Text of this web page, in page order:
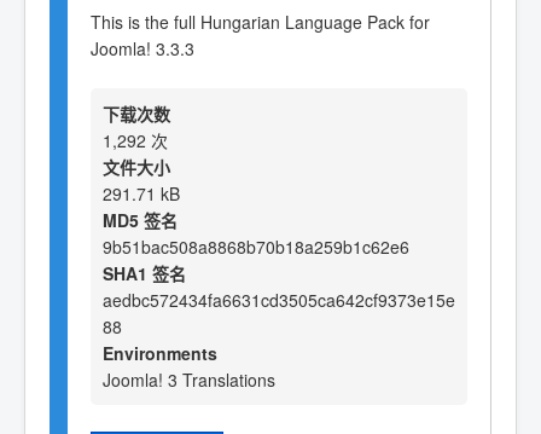
This is the full Hungarian Language Pack for
Joomla! 3.3.3
下载次数
1,292 次
文件大小
291.71 kB
MD5 签名
9b51bac508a8868b70b18a259b1c62e6
SHA1 签名
aedbc572434fa6631cd3505ca642cf9373e15e
88
Environments
Joomla! 3 Translations